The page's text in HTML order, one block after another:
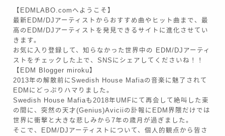
【EDMLABO.comへようこそ】
最新EDM/DJアーティストからおすすめ曲やヒット曲まで、最
高のEDM/DJアーティストを発見できるサイトに進化させてい
きます。
お気に入り登録して、知らなかった世界中の EDM/DJアーティ
ストをチェックした上で、SNSにシェアしてくださいね！！
【EDM Blogger miroku】
2013年の解散前にSwedish House Mafiaの音楽に魅了されて
EDMにどっぷりハマりました。
Swedish House Mafiaも2018年UMFにて再会して絶叫した束
の間に、突然の天才(Genius)Aviciiの訃報にEDM界隈だけでは
世界に衝撃と大きな悲しみから7年の歳月が過ぎました。
そこで、EDM/DJアーティストについて、個人的観点から皆さ